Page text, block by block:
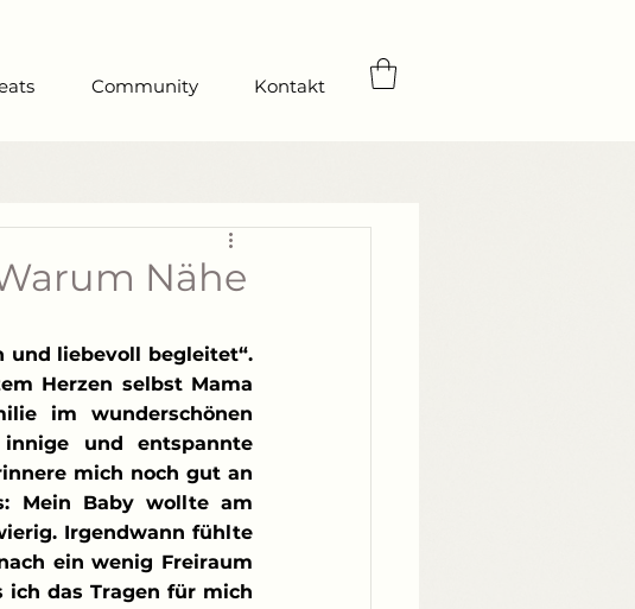
Community Kontakt
Nähe
und liebevoll begleitet“.
Herzen selbst Mama
im wunderschönen
und entspannte
mich noch gut an
Mein Baby wollte am
Irgendwann fühlte
ein wenig Freiraum
ich das Tragen für mich